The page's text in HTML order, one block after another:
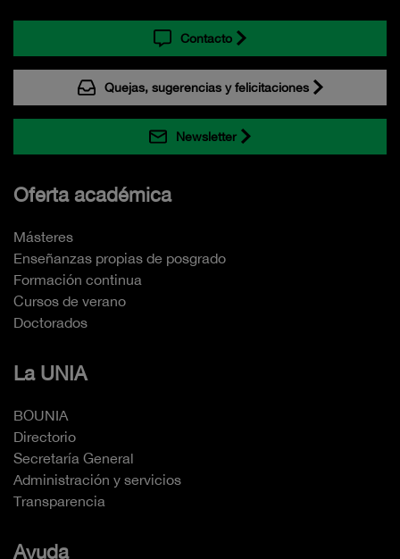
Contacto
Quejas, sugerencias y felicitaciones
Newsletter
Oferta académica
Másteres
Enseñanzas propias de posgrado
Formación continua
Cursos de verano
Doctorados
La UNIA
BOUNIA
Directorio
Secretaría General
Administración y servicios
Transparencia
Ayuda